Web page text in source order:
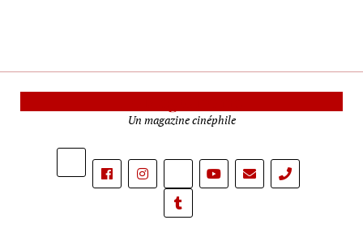
Un magazine cinéphile
phone